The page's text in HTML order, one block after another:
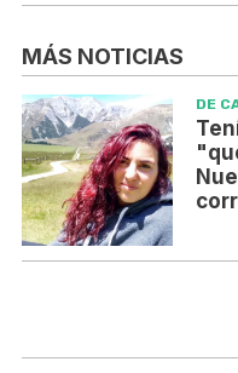
MÁS NOTICIAS
DE